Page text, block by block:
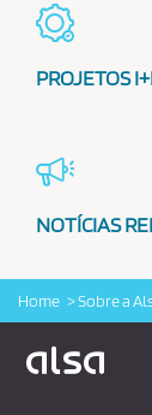
PROJETOS
NOTÍCIAS
Home Sobre a